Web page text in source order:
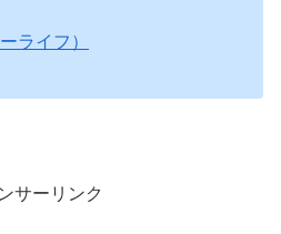
ライフ）
サーリンク